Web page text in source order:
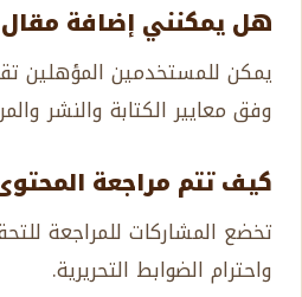
هل يمكنني إضافة
يمكن للمستخدمين المؤهلين
وفق معايير الكتابة والنشر
كيف تتم مراجعة
تخضع المشاركات للمراجعة
واحترام الضوابط التحريرية.